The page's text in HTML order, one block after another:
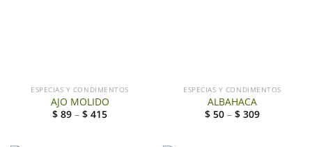
ESPECIAS Y CONDIMENTOS
AJO MOLIDO
$ 89 – $ 415
ESPECIAS Y CONDIMENTOS
ALBAHACA
$ 50 – $ 309